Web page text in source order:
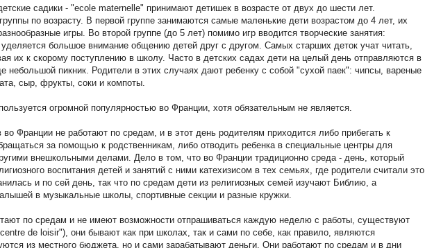
садики - "ecole maternelle" принимают детишек в возрасте от двух до шести лет.
по возрасту. В первой группе занимаются самые маленькие дети возрастом до 4 лет, их
игры. Во второй группе (до 5 лет) помимо игр вводится творческие занятия:
большое внимание общению детей друг с другом. Самых старших деток учат читать,
их к скорому поступлению в школу. Часто в детских садах дети на целый день отправляются в
небольшой пикник. Родители в этих случаях дают ребенку с собой "сухой паек": чипсы, вареные
сыр, фрукты, соки и компоты.
огромной популярностью во Франции, хотя обязательным не является.
Франции не работают по средам, и в этот день родителям приходится либо прибегать к
за помощью к родственникам, либо отводить ребенка в специальные центры для
внешкольными делами. Дело в том, что во Франции традиционно среда - день, который
воспитания детей и занятий с ними катехизисом в тех семьях, где родители считали это
и по сей день, так что по средам дети из религиозных семей изучают Библию, а
в музыкальные школы, спортивные секции и разные кружки.
по средам и не имеют возможности отпрашиваться каждую неделю с работы, существуют
de loisir"), они бывают как при школах, так и сами по себе, как правило, являются
из местного бюджета, но и сами зарабатывают деньги. Они работают по средам и в дни